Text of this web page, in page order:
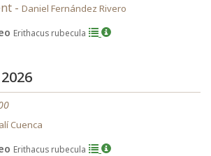
- Daniel Fernández Rivero
Erithacus rubecula
Cuenca
Erithacus rubecula